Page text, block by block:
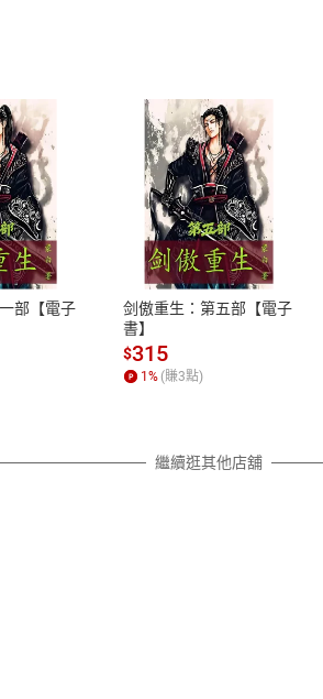
退換貨規範
本店是否提供消費者保護法七日猶
之權利，遽消費者保護法及通訊交
除權合理例外情事適用準則，依商
質各有不同規定。詳細退換貨說明
照各商品說明。
部【電子
剑傲重生：第五部【電子
書】
$315
1 % (賺3點)
繼續逛其他店舖